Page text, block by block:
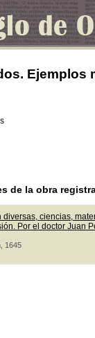
de la obra
ciencias,
Por el doctor Juan
1645